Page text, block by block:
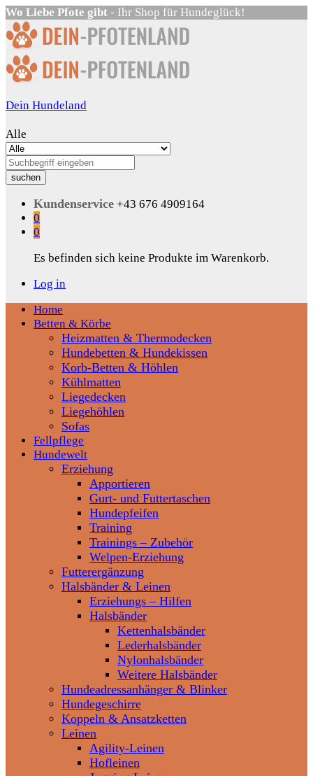
Wo Liebe Pfote gibt - Ihr Shop für Hundeglück!
Dein Hundeland
Alle
suchen
Kundenservice +43 676 4909164
0
0
Es befinden sich keine Produkte im Warenkorb.
Log in
Home
Betten & Körbe
Heizmatten & Thermodecken
Hundebetten & Hundekissen
Korb-Betten & Höhlen
Kühlmatten
Liegedecken
Liegehöhlen
Sofas
Fellpflege
Hundewelt
Erziehung
Apportieren
Gurt- und Futtertaschen
Hundepfeifen
Training
Trainings – Zubehör
Welpen-Erziehung
Futterergänzung
Halsbänder & Leinen
Erziehungs – Hilfen
Halsbänder
Kettenhalsbänder
Lederhalsbänder
Nylonhalsbänder
Weitere Halsbänder
Hundeadressanhänger & Blinker
Hundegeschirre
Koppeln & Ansatzketten
Leinen
Agility-Leinen
Hofleinen